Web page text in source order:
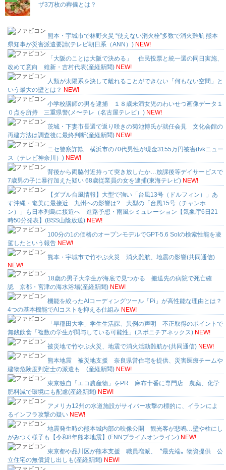
ザ3万枚の葬儀とは？
熊本・宇城市で林野火災 “使えない消火栓”多数で消火難航 熊本
県知事が災害派遣要請(テレビ朝日系（ANN）) NEW!
「大阪のことは大阪で決める」 住民投票と統一選の同日実施、
改めて意向 維新・吉村代表(産経新聞) NEW!
人類が太陽系を決して離れることができない「何もない空間」と
いう最大の壁とは？ NEW!
小学校講師の男を逮捕 １８歳未満女児のわいせつ画像データ１
０点を所持 三重県警(メ〜テレ（名古屋テレビ）) NEW!
茨城・下妻市長選で返り咲きの菊池博氏が就任会見 文化会館の
再建方法は調査後に最終判断(産経新聞) NEW!
ニセ警察詐欺 横浜市の70代男性が現金3155万円被害(tvkニュー
ス（テレビ神奈川）) NEW!
背後から両脇付近持って突き放したか…放課後等デイサービスで
7歳男の子に暴行加えた疑い 68歳従業員の女を逮捕(東海テレビ) NEW!
【ダブル台風情報】大型で強い「台風13号（ドルフィン）」あ
す沖縄・奄美に最接近…九州への影響は? 大型の「台風15号（チャンホ
ン）」も日本列島に接近へ 進路予想・雨風シミュレーション【気象庁6日21
時50分発表】(BSS山陰放送) NEW!
100分の1の価格のオープンモデルでGPT-5.6 Solの検索性能を凌
駕したという報告 NEW!
熊本・宇城市で竹やぶ火災 消火難航、地震の影響(共同通信)
NEW!
18歳の男子大学生が海底で見つかる 搬送先の病院で死亡確
認 京都・宮津の海水浴場(産経新聞) NEW!
機能を絞ったAIコーディングツール「Pi」が高性能な理由とは？
4つの基本機能でAIコストを抑える仕組み NEW!
「早稲田大学」学生生活課、異例の声明 不正取得のポイントで
無銭飲食「複数の学生が関与している可能性」(スポニチアネックス) NEW!
被災地で竹やぶ火災、地震で消火活動難航か(共同通信) NEW!
熊本地震 被災地支援 奈良県営住宅を提供、災害医療チームや
建物危険度判定士の派遣も (産経新聞) NEW!
東京独自「エコ農産物」をPR 麻布十番に専門店 農薬、化学
肥料減で環境にも配慮(産経新聞) NEW!
アメリカ12州の水道施設がサイバー攻撃の標的に、イランによ
るインフラ攻撃の疑い NEW!
地震発生時の熊本城内部の映像公開 観光客が悲鳴…壁や柱にし
がみつく様子も【令和8年熊本地震】(FNNプライムオンライン) NEW!
東京都や品川区が熊本支援 職員増派、〝最先端〟物資提供 公
立住宅の無償貸し出しも(産経新聞) NEW!